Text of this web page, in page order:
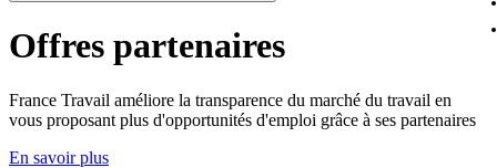
Offres partenaires
France Travail améliore la transparence du marché du travail en
vous proposant plus d'opportunités d'emploi grâce à ses partenaires
En savoir plus